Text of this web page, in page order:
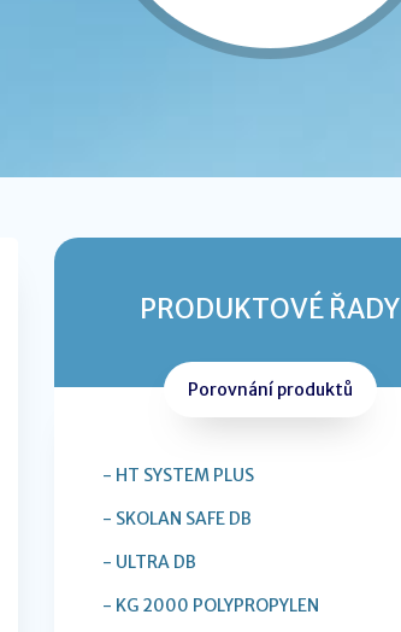
PRODUKTOVÉ ŘADY
Porovnání produktů
- HT SYSTEM PLUS
- SKOLAN SAFE DB
- ULTRA DB
- KG 2000 POLYPROPYLEN